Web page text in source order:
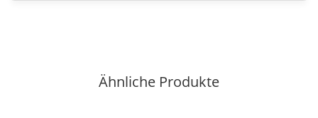
Ähnliche Produkte